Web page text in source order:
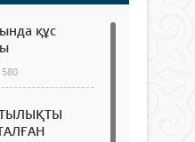
құс
580